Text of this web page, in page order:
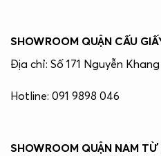
SHOWROOM QUẬN CẤU
Địa chỉ: Số 171 Nguyễn
Hotline: 091 9898 046
SHOWROOM QUẬN NAM TỪ